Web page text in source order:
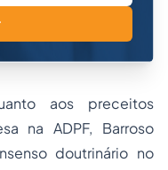
aos preceitos
na ADPF, Barroso
doutrinário no